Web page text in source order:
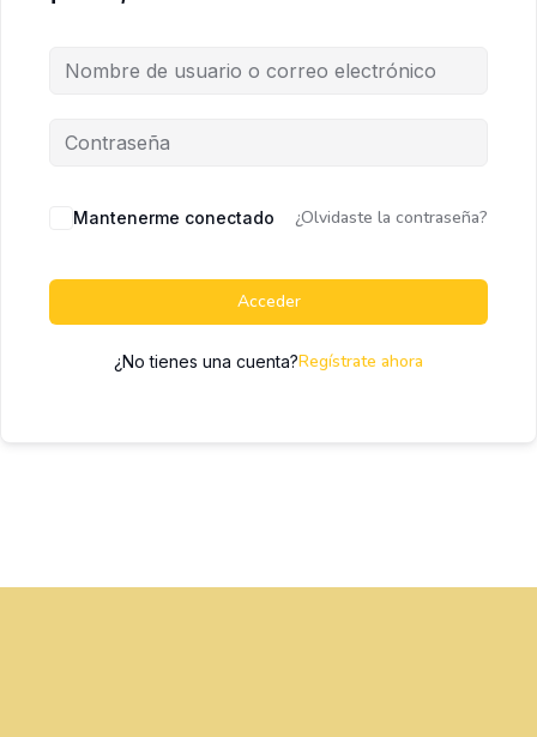
Mantenerme conectado ¿Olvidaste la contraseña?
Acceder
¿No tienes una cuenta?Regístrate ahora